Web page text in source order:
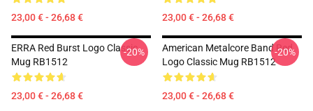
23,00 € - 26,68 € 23,00 € - 26,68 €
ERRA Red Burst Logo Classic
Mug RB1512
23,00 € - 26,68 €
-20%
American Metalcore Band Red
Logo Classic Mug RB1512
23,00 € - 26,68 €
-20%